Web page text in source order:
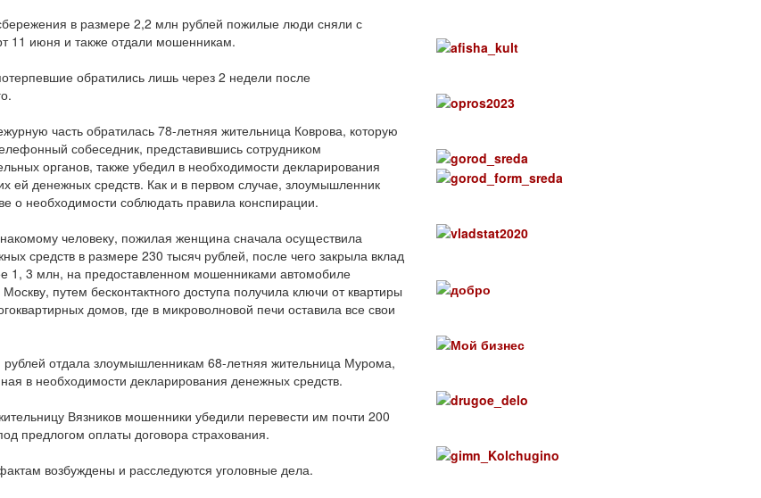
в размере 2,2 млн рублей пожилые люди сняли с
11 июня и также отдали мошенникам.
обратились лишь через 2 недели после
часть обратилась 78-летняя жительница Коврова, которую
собеседник, представившись сотрудником
органов, также убедил в необходимости декларирования
ей денежных средств. Как и в первом случае, злоумышленник
о необходимости соблюдать правила конспирации.
человеку, пожилая женщина сначала осуществила
средств в размере 230 тысяч рублей, после чего закрыла вклад
1, 3 млн, на предоставленном мошенниками автомобиле
путем бесконтактного доступа получила ключи от квартиры
домов, где в микроволновой печи оставила все свои
отдала злоумышленникам 68-летняя жительница Мурома,
в необходимости декларирования денежных средств.
Вязников мошенники убедили перевести им почти 200
предлогом оплаты договора страхования.
возбуждены и расследуются уголовные дела.